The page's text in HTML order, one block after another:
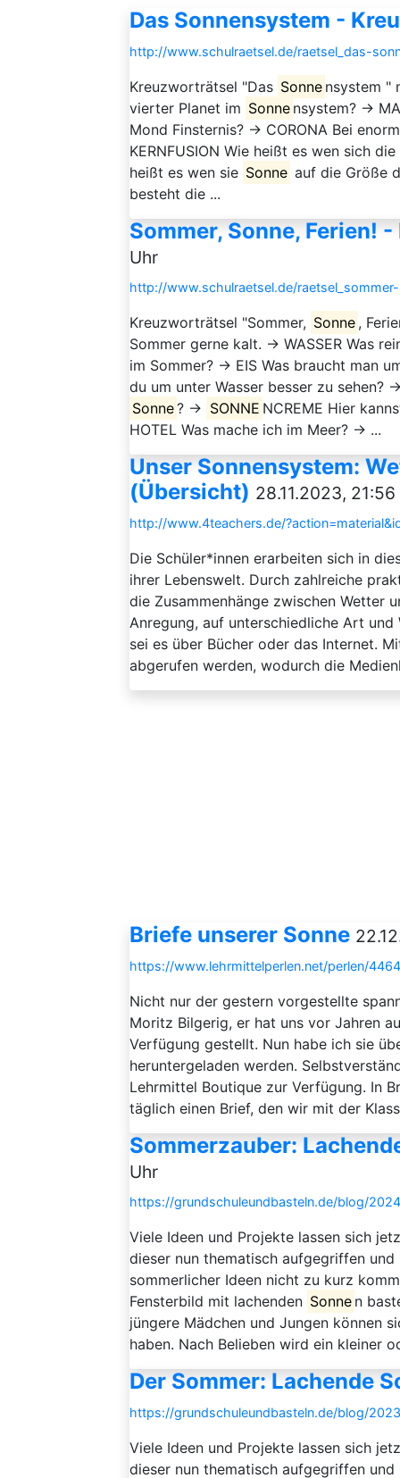
Das Sonnensystem -
http://www.schulraetsel.de/raetsel_das-
Kreuzworträtsel "Das Sonne nsystem "
vierter Planet im Sonne nsystem? →
Mond Finsternis? → CORONA Bei
KERNFUSION Wie heißt es wen sich
heißt es wen sie Sonne auf die Größe
besteht die ...
Sommer, Sonne, Ferien!
Uhr
http://www.schulraetsel.de/
Kreuzworträtsel "Sommer, Sonne ,
Sommer gerne kalt. → WASSER Was
im Sommer? → EIS Was braucht man
du um unter Wasser besser zu sehen?
Sonne? → SONNE NCREME Hier
HOTEL Was mache ich im Meer? → ...
Unser Sonnensystem:
(Übersicht) 28.11.2023,
http://www.4teachers.de/
Die Schüler*innen erarbeiten sich in
ihrer Lebenswelt. Durch zahlreiche
die Zusammenhänge zwischen Wetter
Anregung, auf unterschiedliche Art
sei es über Bücher oder das Internet.
abgerufen werden, wodurch die
Briefe unserer Sonne
https://www.lehrmittelperlen.net/perlen/
Nicht nur der gestern vorgestellte
Moritz Bilgerig, er hat uns vor Jahren
Verfügung gestellt. Nun habe ich sie
heruntergeladen werden.
Lehrmittel Boutique zur Verfügung. In
täglich einen Brief, den wir mit der
Sommerzauber:
Uhr
https://grundschuleundbasteln.de/blog/
Viele Ideen und Projekte lassen sich
dieser nun thematisch aufgegriffen
sommerlicher Ideen nicht zu kurz
Fensterbild mit lachenden Sonne n
jüngere Mädchen und Jungen können
haben. Nach Belieben wird ein kleiner
Der Sommer: Lachende
https://grundschuleundbasteln.de/blog/
Viele Ideen und Projekte lassen sich
dieser nun thematisch aufgegriffen